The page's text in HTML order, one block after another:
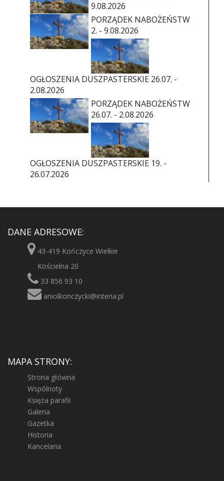
9.08.2026
PORZĄDEK NABOŻEŃSTW
2. - 9.08.2026
OGŁOSZENIA DUSZPASTERSKIE 26.07. -
2.08.2026
PORZĄDEK NABOŻEŃSTW
26.07. - 2.08.2026
OGŁOSZENIA DUSZPASTERSKIE 19. -
26.07.2026
DANE ADRESOWE:
43-419 Kończyce Wielkie
Kościelna 20
33 856 93 10
aniolkonczycki@interia.pl
MAPA STRONY:
Strona główna
Wspólnoty
Księża parafii
Galeria
Gazetka
Historia
Kancelaria